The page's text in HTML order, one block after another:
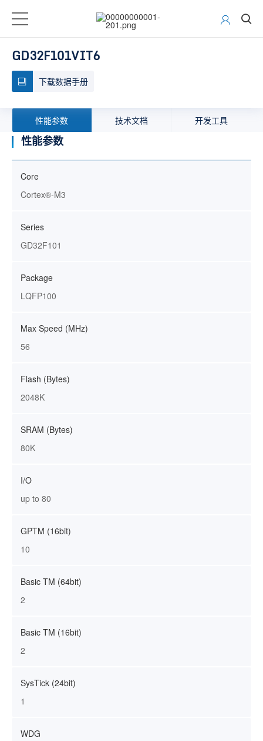
GD32F101VIT6
下载数据手册
性能参数 技术文档 开发工具
性能参数
Core
Cortex®-M3
Series
GD32F101
Package
LQFP100
Max Speed (MHz)
56
Flash (Bytes)
2048K
SRAM (Bytes)
80K
I/O
up to 80
GPTM (16bit)
10
Basic TM (64bit)
2
Basic TM (16bit)
2
SysTick (24bit)
1
WDG